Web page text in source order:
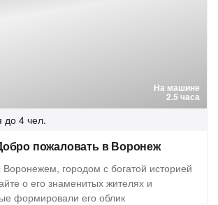
На машине
2.5 часа
до 4 чел.
пожаловать в Воронеж
Воронежем, городом с богатой историей
о его знаменитых жителях и
формировали его облик